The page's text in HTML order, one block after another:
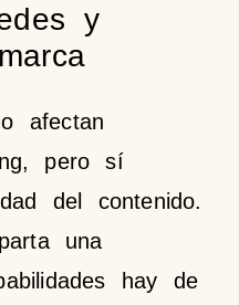
y
afectan
pero sí
del contenido.
una
hay de